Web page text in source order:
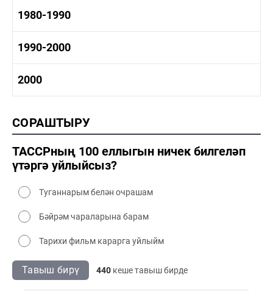
1970-1980 тарих
1980-1990
1980-1990 тарих
1990-2000
2000
2000 сәнәгать
2000 мәдәният
СОРАШТЫРУ
ТАССРның 100 еллыгын ничек билгеләп
үтәргә уйлыйсыз?
Туганнарым белән очрашам
Бәйрәм чараларына барам
Тарихи фильм карарга уйлыйм
Тавыш бирү 440 кеше тавыш бирде